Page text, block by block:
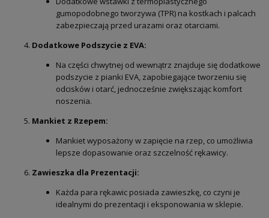
gumopodobnego tworzywa (TPR) na kostkach i palcach
zabezpieczają przed urazami oraz otarciami.
Dodatkowe Podszycie z EVA:
Na części chwytnej od wewnątrz znajduje się dodatkowe
podszycie z pianki EVA, zapobiegające tworzeniu się
odcisków i otarć, jednocześnie zwiększając komfort
noszenia.
Mankiet z Rzepem:
Mankiet wyposażony w zapięcie na rzep, co umożliwia
lepsze dopasowanie oraz szczelność rękawicy.
Zawieszka dla Prezentacji:
Każda para rękawic posiada zawieszkę, co czyni je
idealnymi do prezentacji i eksponowania w sklepie.